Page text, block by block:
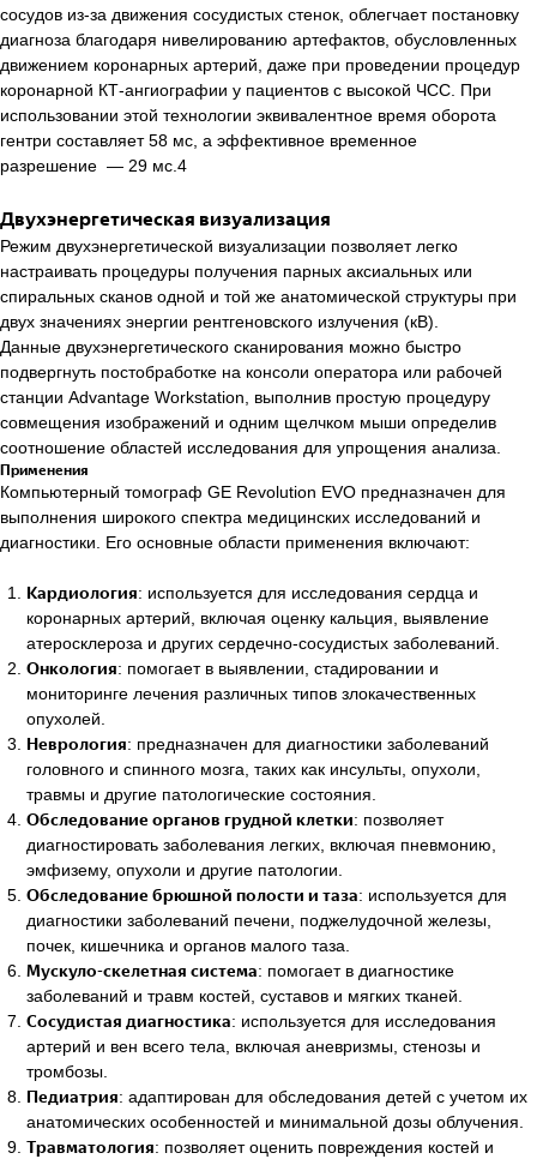
сосудов из-за движения сосудистых стенок, облегчает постановку
диагноза благодаря нивелированию артефактов, обусловленных
движением коронарных артерий, даже при проведении процедур
коронарной КТ-ангиографии у пациентов с высокой ЧСС. При
использовании этой технологии эквивалентное время оборота
гентри составляет 58 мс, а эффективное временное
разрешение — 29 мс.4
Двухэнергетическая визуализация
Режим двухэнергетической визуализации позволяет легко
настраивать процедуры получения парных аксиальных или
спиральных сканов одной и той же анатомической структуры при
двух значениях энергии рентгеновского излучения (кВ).
Данные двухэнергетического сканирования можно быстро
подвергнуть постобработке на консоли оператора или рабочей
станции Advantage Workstation, выполнив простую процедуру
совмещения изображений и одним щелчком мыши определив
соотношение областей исследования для упрощения анализа.
Применения
Компьютерный томограф GE Revolution EVO предназначен для
выполнения широкого спектра медицинских исследований и
диагностики. Его основные области применения включают:
Кардиология: используется для исследования сердца и
коронарных артерий, включая оценку кальция, выявление
атеросклероза и других сердечно-сосудистых заболеваний.
Онкология: помогает в выявлении, стадировании и
мониторинге лечения различных типов злокачественных
опухолей.
Неврология: предназначен для диагностики заболеваний
головного и спинного мозга, таких как инсульты, опухоли,
травмы и другие патологические состояния.
Обследование органов грудной клетки: позволяет
диагностировать заболевания легких, включая пневмонию,
эмфизему, опухоли и другие патологии.
Обследование брюшной полости и таза: используется для
диагностики заболеваний печени, поджелудочной железы,
почек, кишечника и органов малого таза.
Мускуло-скелетная система: помогает в диагностике
заболеваний и травм костей, суставов и мягких тканей.
Сосудистая диагностика: используется для исследования
артерий и вен всего тела, включая аневризмы, стенозы и
тромбозы.
Педиатрия: адаптирован для обследования детей с учетом их
анатомических особенностей и минимальной дозы облучения.
Травматология: позволяет оценить повреждения костей и